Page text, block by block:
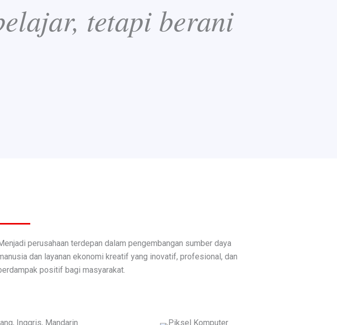
tetapi berani
perusahaan terdepan dalam pengembangan sumber daya
dan layanan ekonomi kreatif yang inovatif, profesional, dan
positif bagi masyarakat.